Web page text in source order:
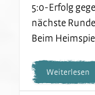
5:0-Erfolg
nächste
Beim
Weiterlesen